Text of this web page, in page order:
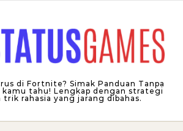
di Fortnite? Simak Panduan Tanpa
tahu! Lengkap dengan strategi
trik rahasia yang jarang dibahas.